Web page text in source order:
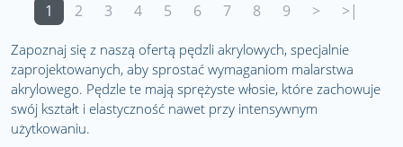
1 2 3 4 5 6 7 8 9 > >|
Zapoznaj się z naszą ofertą pędzli akrylowych, specjalnie
zaprojektowanych, aby sprostać wymaganiom malarstwa
akrylowego. Pędzle te mają sprężyste włosie, które zachowuje
swój kształt i elastyczność nawet przy intensywnym
użytkowaniu.